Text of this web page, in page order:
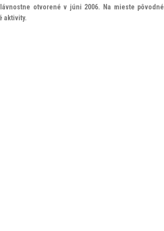
otvorené v júni 2006. Na mieste
aktivity.